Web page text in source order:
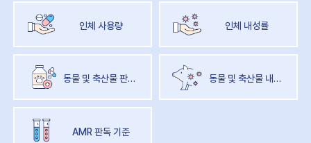
인체 사용량 인체 내성률
동물 및 축산물 판매량 동물 및 축산물 내성률
AMR 판독 기준